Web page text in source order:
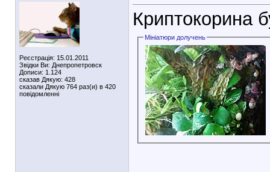
Реєстрація: 15.01.2011
Звідки Ви: Днепропетровск
Дописи: 1.124
сказав Дякую: 428
сказали Дякую 764 раз(и) в 420
повідомленні
Криптокорина
Мініатюри долучень